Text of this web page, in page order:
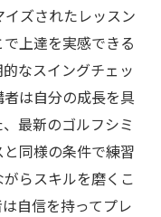
ズされたレッスン
上達を実感できる
なスイングチェッ
は自分の成長を具
最新のゴルフシミ
同様の条件で練習
らスキルを磨くこ
自信を持ってプレ